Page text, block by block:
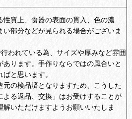
性質上、食器の表面の貫入、色の濃
部分などが見られる場合がございま
われている為、サイズや厚みなど雰囲
あります。手作りならではの風合いと
と思います。
元の検品済となりますため、こうした
よる返品、交換」はお受けすることが
解いただけますようお願いいたしま